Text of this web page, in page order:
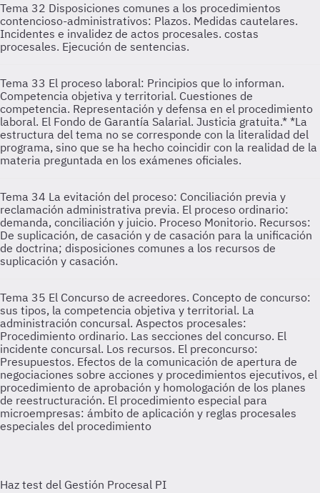
Tema 32 Disposiciones comunes a los procedimientos
contencioso-administrativos: Plazos. Medidas cautelares.
Incidentes e invalidez de actos procesales. costas
procesales. Ejecución de sentencias.
Tema 33 El proceso laboral: Principios que lo informan.
Competencia objetiva y territorial. Cuestiones de
competencia. Representación y defensa en el procedimiento
laboral. El Fondo de Garantía Salarial. Justicia gratuita.* *La
estructura del tema no se corresponde con la literalidad del
programa, sino que se ha hecho coincidir con la realidad de la
materia preguntada en los exámenes oficiales.
Tema 34 La evitación del proceso: Conciliación previa y
reclamación administrativa previa. El proceso ordinario:
demanda, conciliación y juicio. Proceso Monitorio. Recursos:
De suplicación, de casación y de casación para la unificación
de doctrina; disposiciones comunes a los recursos de
suplicación y casación.
Tema 35 El Concurso de acreedores. Concepto de concurso:
sus tipos, la competencia objetiva y territorial. La
administración concursal. Aspectos procesales:
Procedimiento ordinario. Las secciones del concurso. El
incidente concursal. Los recursos. El preconcurso:
Presupuestos. Efectos de la comunicación de apertura de
negociaciones sobre acciones y procedimientos ejecutivos, el
procedimiento de aprobación y homologación de los planes
de reestructuración. El procedimiento especial para
microempresas: ámbito de aplicación y reglas procesales
especiales del procedimiento